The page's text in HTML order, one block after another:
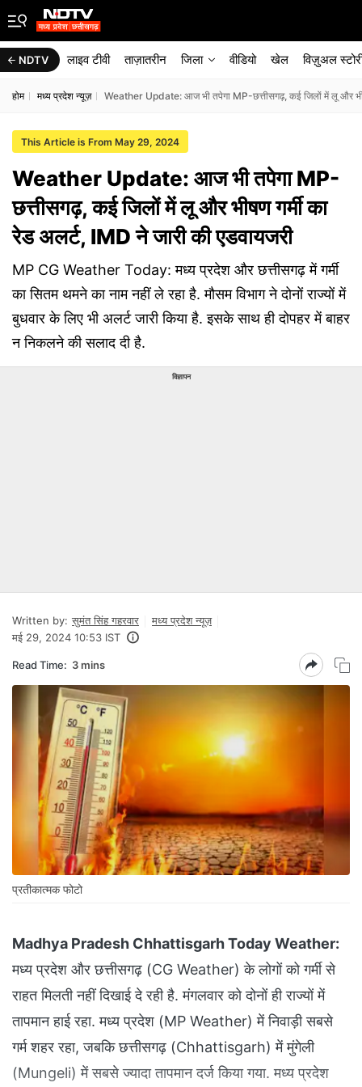
NDTV लाइव टीवी ताज़ातरीन जिला वीडियो खेल विज़ुअल
होम मध्य प्रदेश न्यूज़ Weather Update: आज भी तपेगा MP-छत्तीसगढ़, कई जिलों में लू और
This Article is From May 29, 2024
Weather Update: आज भी तपेगा MP-
छत्तीसगढ़, कई जिलों में लू और भीषण गर्मी का
रेड अलर्ट, IMD ने जारी की एडवायजरी
MP CG Weather Today: मध्य प्रदेश और छत्तीसगढ़ में गर्मी
का सितम थमने का नाम नहीं ले रहा है. मौसम विभाग ने दोनों राज्यों में
बुधवार के लिए भी अलर्ट जारी किया है. इसके साथ ही दोपहर में बाहर
न निकलने की सलाद दी है.
विज्ञापन
Written by: सुमंत सिंह गहरवार
मध्य प्रदेश न्यूज़
मई 29, 2024 10:53 IST
Read Time: 3 mins
प्रतीकात्मक फोटो
Madhya Pradesh Chhattisgarh Today Weather:
मध्य प्रदेश और छत्तीसगढ़ (CG Weather) के लोगों को गर्मी से
राहत मिलती नहीं दिखाई दे रही है. मंगलवार को दोनों ही राज्यों में
तापमान हाई रहा. मध्य प्रदेश (MP Weather) में निवाड़ी सबसे
गर्म शहर रहा, जबकि छत्तीसगढ़ (Chhattisgarh) में मुंगेली
(Mungeli) में सबसे ज्यादा तापमान दर्ज किया गया. मध्य प्रदेश